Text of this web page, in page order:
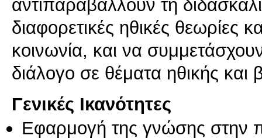
αντιπαραβάλλουν τη
διαφορετικές ηθικές θεωρίες
κοινωνία, και να
διάλογο σε θέματα ηθικής και
Γενικές Ικανότητες
Εφαρμογή της γνώσης στην